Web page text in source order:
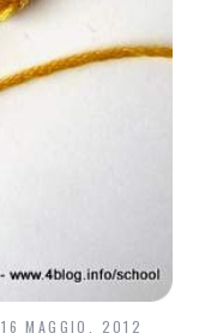
16 MAGGIO, 2012